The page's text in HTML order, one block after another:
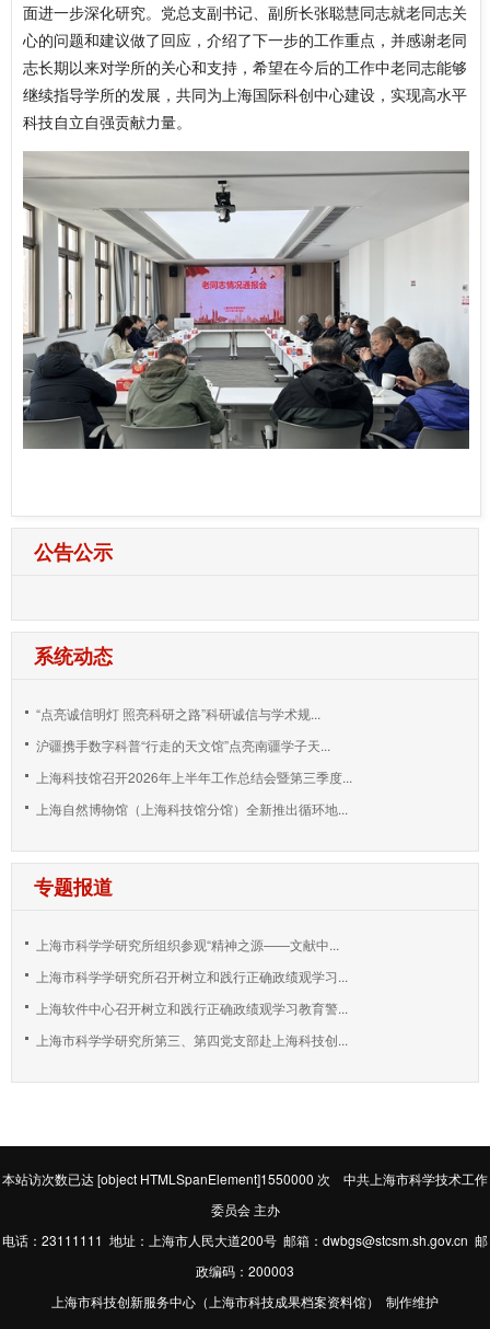
面进一步深化研究。党总支副书记、副所长张聪慧同志就老同志关
心的问题和建议做了回应，介绍了下一步的工作重点，并感谢老同
志长期以来对学所的关心和支持，希望在今后的工作中老同志能够
继续指导学所的发展，共同为上海国际科创中心建设，实现高水平
科技自立自强贡献力量。
公告公示
系统动态
“点亮诚信明灯 照亮科研之路”科研诚信与学术规...
沪疆携手数字科普“行走的天文馆”点亮南疆学子天...
上海科技馆召开2026年上半年工作总结会暨第三季度...
上海自然博物馆（上海科技馆分馆）全新推出循环地...
专题报道
上海市科学学研究所组织参观“精神之源——文献中...
上海市科学学研究所召开树立和践行正确政绩观学习...
上海软件中心召开树立和践行正确政绩观学习教育警...
上海市科学学研究所第三、第四党支部赴上海科技创...
本站访次数已达[object HTMLSpanElement]1550000 次 中共上海市科学技术工作
委员会 主办
电话：23111111 地址：上海市人民大道200号 邮箱：dwbgs@stcsm.sh.gov.cn 邮
政编码：200003
上海市科技创新服务中心（上海市科技成果档案资料馆） 制作维护